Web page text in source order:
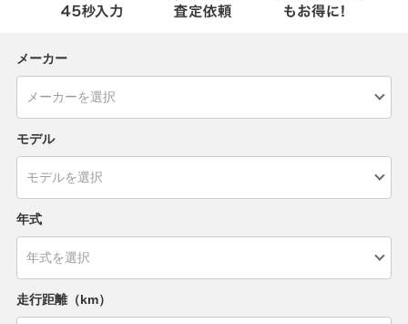
メーカー
モデル
年式
走行距離（km）